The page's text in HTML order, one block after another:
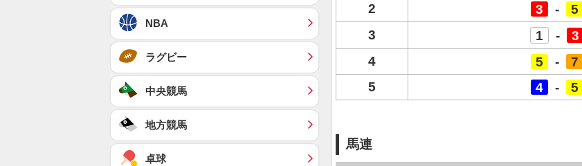
2
3 - 5
3
1 - 3
4
5 - 7
5
4 - 5
馬連
NBA
ラグビー
中央競馬
地方競馬
卓球